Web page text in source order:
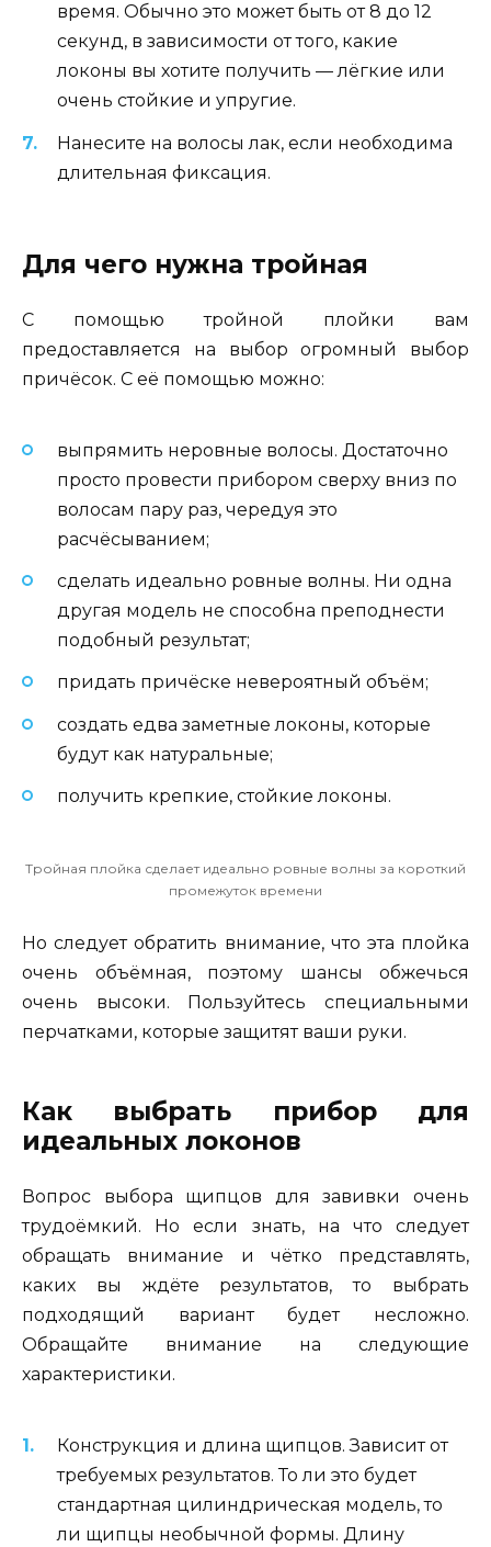
время. Обычно это может быть от 8 до 12
секунд, в зависимости от того, какие
локоны вы хотите получить — лёгкие или
очень стойкие и упругие.
Нанесите на волосы лак, если необходима
длительная фиксация.
Для чего нужна тройная
С помощью тройной плойки вам
предоставляется на выбор огромный выбор
причёсок. С её помощью можно:
выпрямить неровные волосы. Достаточно
просто провести прибором сверху вниз по
волосам пару раз, чередуя это
расчёсыванием;
сделать идеально ровные волны. Ни одна
другая модель не способна преподнести
подобный результат;
придать причёске невероятный объём;
создать едва заметные локоны, которые
будут как натуральные;
получить крепкие, стойкие локоны.
Тройная плойка сделает идеально ровные волны за короткий
промежуток времени
Но следует обратить внимание, что эта плойка
очень объёмная, поэтому шансы обжечься
очень высоки. Пользуйтесь специальными
перчатками, которые защитят ваши руки.
Как выбрать прибор для
идеальных локонов
Вопрос выбора щипцов для завивки очень
трудоёмкий. Но если знать, на что следует
обращать внимание и чётко представлять,
каких вы ждёте результатов, то выбрать
подходящий вариант будет несложно.
Обращайте внимание на следующие
характеристики.
Конструкция и длина щипцов. Зависит от
требуемых результатов. То ли это будет
стандартная цилиндрическая модель, то
ли щипцы необычной формы. Длину